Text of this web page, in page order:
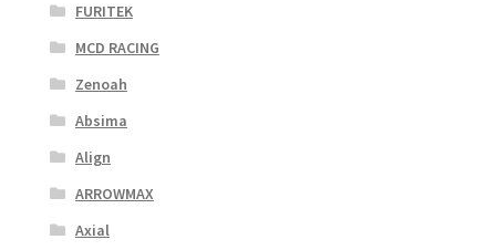
FURITEK
MCD RACING
Zenoah
Absima
Align
ARROWMAX
Axial